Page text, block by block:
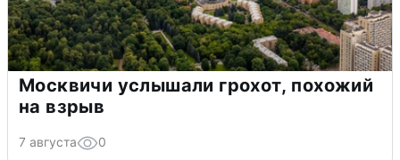
Москвичи услышали грохот, похожий
на взрыв
7 августа 0